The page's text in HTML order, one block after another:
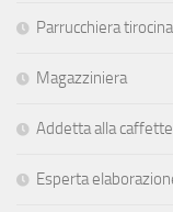
Parrucchiera
Magazziniera
Addetta alla
Esperta